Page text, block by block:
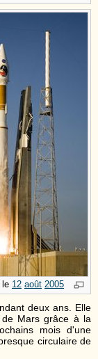
le 12 août 2005
deux ans. Elle
de Mars grâce à la
mois d'une
circulaire de